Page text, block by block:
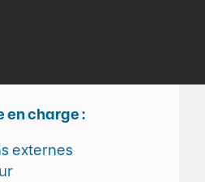
en charge :
externes